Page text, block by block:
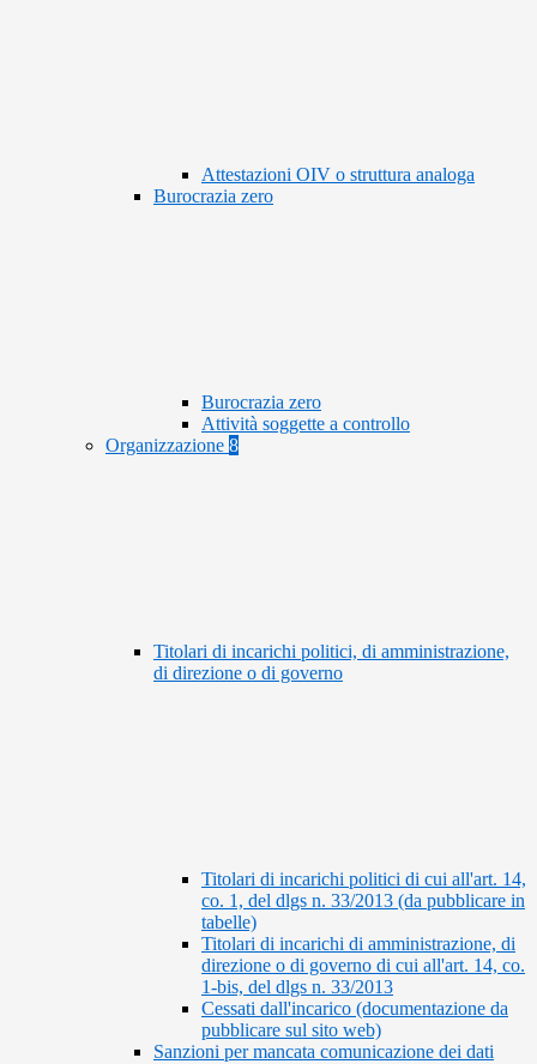
Attestazioni OIV o struttura analoga
Burocrazia zero
Burocrazia zero
Attività soggette a controllo
Organizzazione 8
Titolari di incarichi politici, di amministrazione,
di direzione o di governo
Titolari di incarichi politici di cui all'art. 14,
co. 1, del dlgs n. 33/2013 (da pubblicare in
tabelle)
Titolari di incarichi di amministrazione, di
direzione o di governo di cui all'art. 14, co.
1-bis, del dlgs n. 33/2013
Cessati dall'incarico (documentazione da
pubblicare sul sito web)
Sanzioni per mancata comunicazione dei dati